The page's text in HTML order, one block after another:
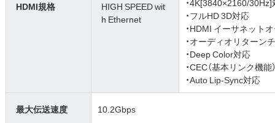
HDMI規格
HIGH SPEED wit
h Ethernet
・フルHD 3D対応
・HDMI イーサネット
・オーディオリターン
・Deep Color対応
・CEC（基本リンク機能
・Auto Lip-Sync対応
最大伝送速度 10.2Gbps